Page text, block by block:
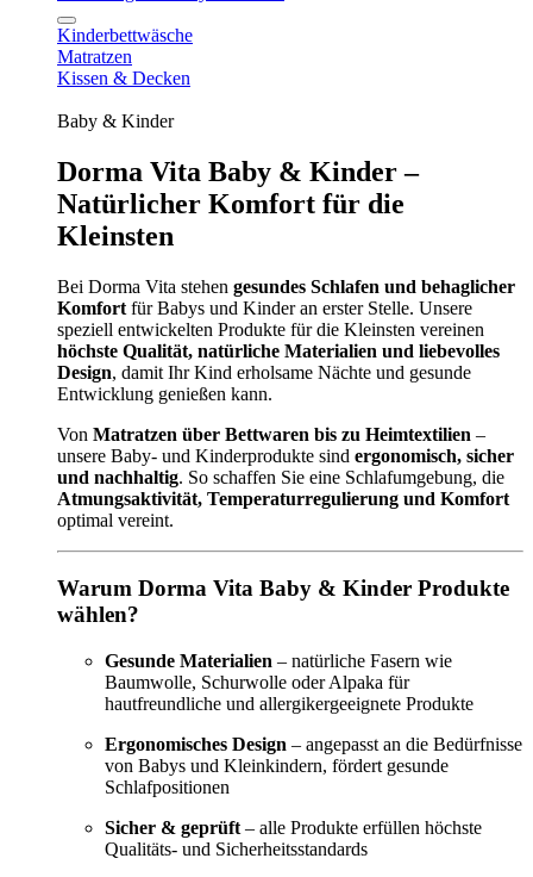
Kinderbettwäsche
Matratzen
Kissen & Decken
Baby & Kinder
Dorma Vita Baby & Kinder –
Natürlicher Komfort für die
Kleinsten
Bei Dorma Vita stehen gesundes Schlafen und behaglicher
Komfort für Babys und Kinder an erster Stelle. Unsere
speziell entwickelten Produkte für die Kleinsten vereinen
höchste Qualität, natürliche Materialien und liebevolles
Design, damit Ihr Kind erholsame Nächte und gesunde
Entwicklung genießen kann.
Von Matratzen über Bettwaren bis zu Heimtextilien –
unsere Baby- und Kinderprodukte sind ergonomisch, sicher
und nachhaltig. So schaffen Sie eine Schlafumgebung, die
Atmungsaktivität, Temperaturregulierung und Komfort
optimal vereint.
Warum Dorma Vita Baby & Kinder Produkte
wählen?
Gesunde Materialien – natürliche Fasern wie
Baumwolle, Schurwolle oder Alpaka für
hautfreundliche und allergikergeeignete Produkte
Ergonomisches Design – angepasst an die Bedürfnisse
von Babys und Kleinkindern, fördert gesunde
Schlafpositionen
Sicher & geprüft – alle Produkte erfüllen höchste
Qualitäts- und Sicherheitsstandards